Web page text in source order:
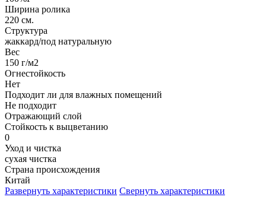
Ширина ролика
220 см.
Структура
жаккард/под натуральную
Вес
150 г/м2
Огнестойкость
Нет
Подходит ли для влажных помещений
Не подходит
Отражающий слой
Стойкость к выцветанию
0
Уход и чистка
сухая чистка
Страна происхождения
Китай
Развернуть характеристики Свернуть характеристики